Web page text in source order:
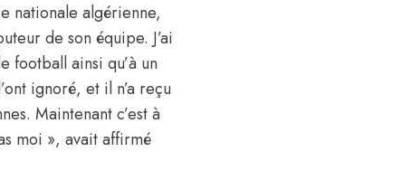
nationale algérienne,
de son équipe. J’ai
football ainsi qu’à un
ignoré, et il n’a reçu
Maintenant c’est à
moi », avait affirmé